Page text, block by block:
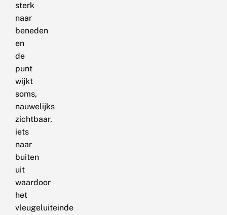
sterk
naar
beneden
en
de
punt
wijkt
soms,
nauwelijks
zichtbaar,
iets
naar
buiten
uit
waardoor
het
vleugeluiteinde